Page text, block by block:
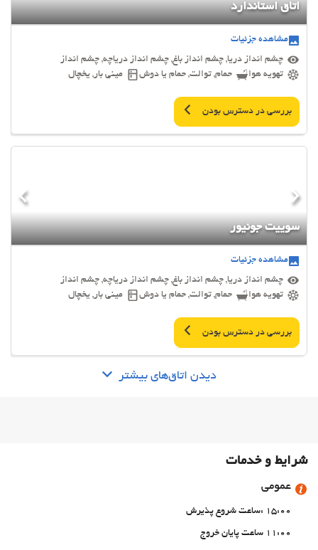
اتاق استاندارد
مشاهده جزئیات
چشم انداز دریا, چشم انداز باغ, چشم انداز دریاچه, چشم انداز
تهویه هوا
حمام, توالت, حمام یا دوش مینی بار, یخچال
بررسی در دسترس بودن
سوییت جونیور
مشاهده جزئیات
چشم انداز دریا, چشم انداز باغ, چشم انداز دریاچه, چشم انداز
تهویه هوا
حمام, توالت, حمام یا دوش مینی بار, یخچال
بررسی در دسترس بودن
دیدن اتاق‌های بیشتر
شرایط و خدمات
عمومی
15:00 :ساعت شروع پذیرش
11:00 ساعت پایان خروج